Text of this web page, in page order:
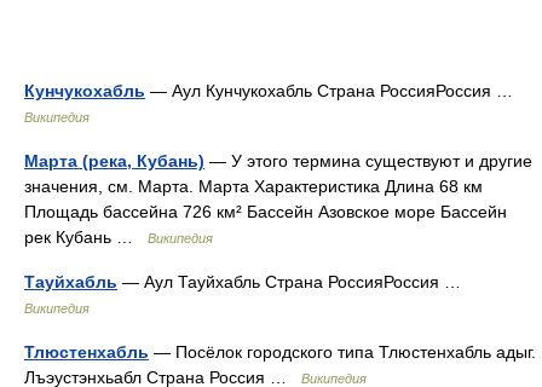
Кунчукохабль — Аул Кунчукохабль Страна РоссияРоссия …
Википедия
Марта (река, Кубань) — У этого термина существуют и другие
значения, см. Марта. Марта Характеристика Длина 68 км
Площадь бассейна 726 км² Бассейн Азовское море Бассейн
рек Кубань …
Википедия
Тауйхабль — Аул Тауйхабль Страна РоссияРоссия …
Википедия
Тлюстенхабль — Посёлок городского типа Тлюстенхабль адыг.
Лъэустэнхьабл Страна Россия …
Википедия